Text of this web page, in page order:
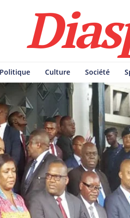
Politique Culture Société